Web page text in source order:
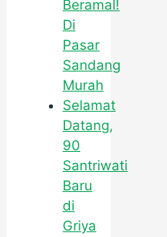
Beramal!
Di
Pasar
Sandang
Murah
Selamat
Datang,
90
Santriwati
Baru
di
Griya